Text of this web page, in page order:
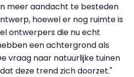
meer aandacht te besteden
hoewel er nog ruimte is
ontwerpers die nu echt
een achtergrond als
vraag naar natuurlijke tuinen
deze trend zich doorzet."